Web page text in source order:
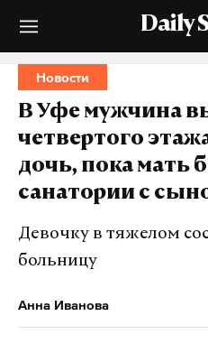
Daily
Новости
В Уфе мужчина
четвертого
дочь, пока мать
санатории с
Девочку в тяжелом
больницу
Анна Иванова